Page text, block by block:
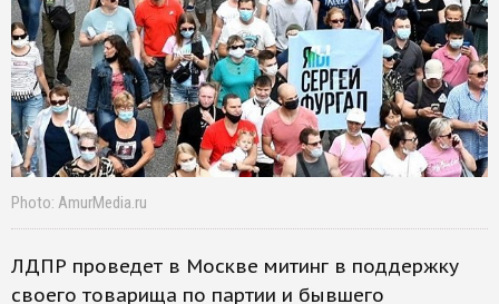
Photo: AmurMedia.ru
ЛДПР проведет в Москве митинг в поддержку
своего товарища по партии и бывшего